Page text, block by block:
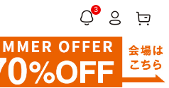
3